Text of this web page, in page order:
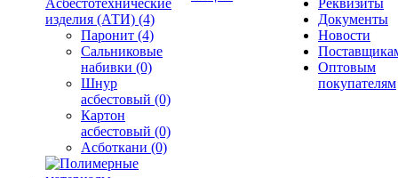
Асбестотехнические
изделия (АТИ) (4)
Паронит (4)
Сальниковые
набивки (0)
Шнур
асбестовый (0)
Картон
асбестовый (0)
Асботкани (0)
Реквизиты
Документы
Новости
Оптовым
покупателям